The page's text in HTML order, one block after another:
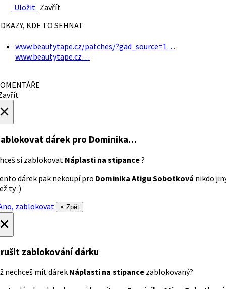
Uložit Zavřít
KDE TO SEHNAT
www.beautytape.cz/patches/?gad_source=1…
www.beautytape.cz…
dárek pro Dominika…
si zablokovat Náplasti na stipance?
dárek pak nekoupí pro Dominika Atigu Sobotková nikdo
ty :)
zablokovat
× Zpět
zablokování dárku
nechceš mít dárek Náplasti na stipance zablokovaný?